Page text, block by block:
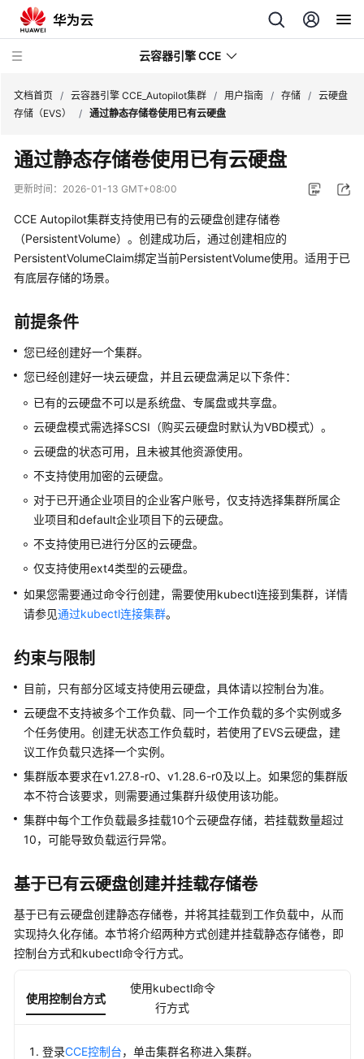
云容器引擎 CCE
最
动
态
服
公
告
产
介
绍
计
费
说
明
快
速
入
门
户
南
集
群
工
负
载
镜
缓
存
络
储
文档首页 / 云容器引擎 CCE_Autopilot集群 / 用户指南 / 存储 / 云硬盘
存储（EVS）
/ 通过静态存储卷使用已有云硬盘
通过静态存储卷使用已有云硬盘
更新时间： 2026-01-13 GMT+08:00
CCE Autopilot集群支持使用已有的云硬盘创建存储卷
（PersistentVolume）。创建成功后，通过创建相应的
PersistentVolumeClaim绑定当前PersistentVolume使用。适用于已
有底层存储的场景。
前提条件
您已经创建好一个集群。
您已经创建好一块云硬盘，并且云硬盘满足以下条件：
已有的云硬盘不可以是系统盘、专属盘或共享盘。
云硬盘模式需选择SCSI（购买云硬盘时默认为VBD模式）。
云硬盘的状态可用，且未被其他资源使用。
不支持使用加密的云硬盘。
对于已开通企业项目的企业客户账号，仅支持选择集群所属企
业项目和default企业项目下的云硬盘。
不支持使用已进行分区的云硬盘。
仅支持使用ext4类型的云硬盘。
如果您需要通过命令行创建，需要使用kubectl连接到集群，详情
请参见通过kubectl连接集群。
约束与限制
目前，只有部分区域支持使用云硬盘，具体请以控制台为准。
云硬盘不支持被多个工作负载、同一个工作负载的多个实例或多
个任务使用。创建无状态工作负载时，若使用了EVS云硬盘，建
议工作负载只选择一个实例。
集群版本要求在v1.27.8-r0、v1.28.6-r0及以上。如果您的集群版
本不符合该要求，则需要通过集群升级使用该功能。
集群中每个工作负载最多挂载10个云硬盘存储，若挂载数量超过
10，可能导致负载运行异常。
基于已有云硬盘创建并挂载存储卷
基于已有云硬盘创建静态存储卷，并将其挂载到工作负载中，从而
实现持久化存储。本节将介绍两种方式创建并挂载静态存储卷，即
控制台方式和kubectl命令行方式。
使用控制台方式
使用kubectl命令
行方式
登录CCE控制台，单击集群名称进入集群。